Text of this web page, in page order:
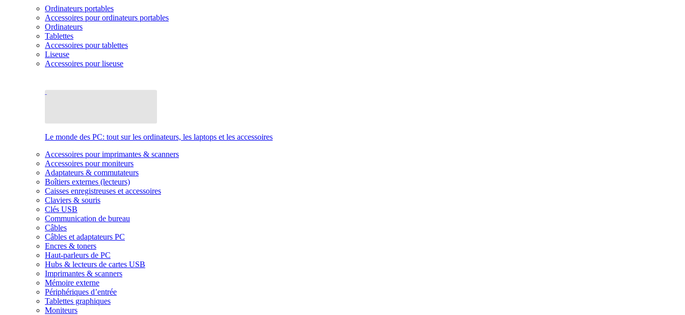
Ordinateurs portables
Accessoires pour ordinateurs portables
Ordinateurs
Tablettes
Accessoires pour tablettes
Liseuse
Accessoires pour liseuse
Le monde des PC: tout sur les ordinateurs, les laptops et les accessoires
Accessoires pour imprimantes & scanners
Accessoires pour moniteurs
Adaptateurs & commutateurs
Boîtiers externes (lecteurs)
Caisses enregistreuses et accessoires
Claviers & souris
Clés USB
Communication de bureau
Câbles
Câbles et adaptateurs PC
Encres & toners
Haut-parleurs de PC
Hubs & lecteurs de cartes USB
Imprimantes & scanners
Mémoire externe
Périphériques d’entrée
Tablettes graphiques
Moniteurs